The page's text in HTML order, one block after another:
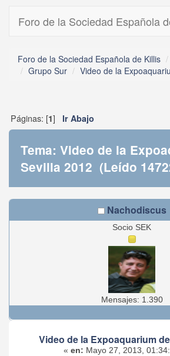
Foro de la Sociedad Española
Foro de la Sociedad Española de Killis
Grupo Sur
Video de la
Páginas: [1] Ir Abajo
Tema: Video de la
Sevilla 2012 (Leído
Nachodiscus
Socio SEK
Mensajes: 1.390
Video de la Expoaquarium
« en: Mayo 27, 2013,